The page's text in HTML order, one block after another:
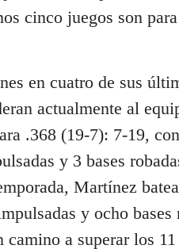
cinco juegos son
en cuatro de sus
actualmente al
.368 (19-7): 7-19,
y 3 bases
Martínez
y ocho bases
a superar los